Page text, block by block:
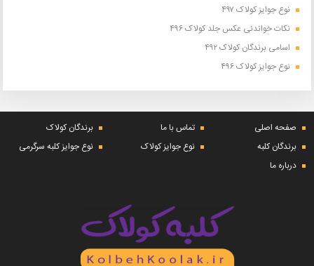
نوع جوایز کولاک ۴۹۷
نکات خواندنی عکس جلد کولاک ۴۹۶
اسامی برندگان کولاک ۴۹۲
نوع جوایز کولاک ۴۹۶
صفحه اصلی تماس با ما
برندگان کولاک
برندگان کلبه
نوع جوایز کولاک
نوع جوایز کلبه سرگرمی
درباره ما